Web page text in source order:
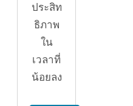
ประสิท
ธิภาพ
ใน
เวลาที่
น้อยลง